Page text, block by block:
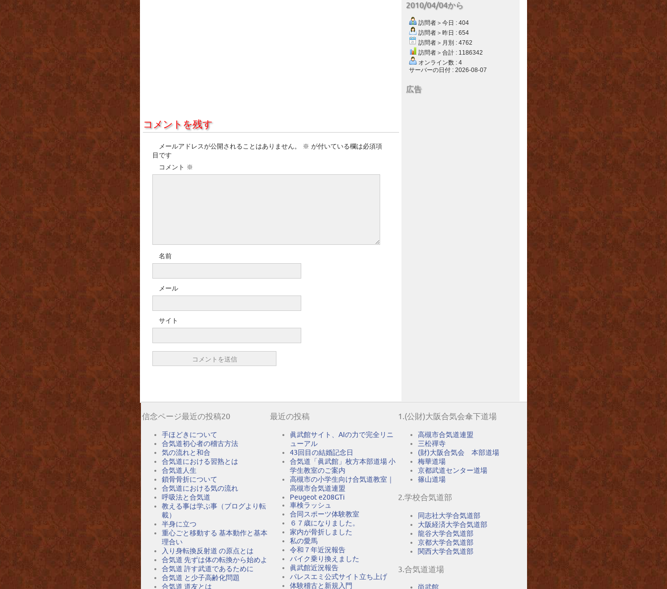
コメントを残す
メールアドレスが公開されることはありません。 ※ が付いている欄は必須項
目です
コメント ※
名前
メール
サイト
2010/04/04から
訪問者＞今日 : 404
訪問者＞昨日 : 654
訪問者＞月別 : 4762
訪問者＞合計 : 1186342
オンライン数 : 4
サーバーの日付 : 2026-08-07
広告
信念ページ最近の投稿20
手ほどきについて
合気道初心者の稽古方法
気の流れと和合
合気道における習熟とは
合気道人生
鎖骨骨折について
合気道における気の流れ
呼吸法と合気道
教える事は学ぶ事（ブログより転
載）
半身に立つ
重心ごと移動する 基本動作と基本
理合い
入り身転換反射道 の原点とは
合気道 先ずは体の転換から始めよ
合気道 許す武道であるために
合気道 と少子高齢化問題
合気道 道友とは
最近の投稿
眞武館サイト、AIの力で完全リニ
ューアル
43回目の結婚記念日
合気道「眞武館」枚方本部道場 小
学生教室のご案内
高槻市の小学生向け合気道教室｜
高槻市合気道連盟
Peugeot e208GTi
車検ラッシュ
合同スポーツ体験教室
６７歳になりました。
家内が骨折しました
私の愛馬
令和７年近況報告
バイク乗り換えました
眞武館近況報告
パレスエミ公式サイト立ち上げ
体験稽古と新規入門
1.(公財)大阪合気会傘下道場
高槻市合気道連盟
三松禪寺
(財)大阪合気会 本部道場
梅華道場
京都武道センター道場
篠山道場
2.学校合気道部
同志社大学合気道部
大阪経済大学合気道部
龍谷大学合気道部
京都大学合気道部
関西大学合気道部
3.合気道道場
尚武館